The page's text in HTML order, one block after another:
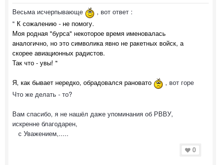
Весьма исчерпывающе
, вот ответ :
" К сожалению - не помогу.
Моя родная "бурса" некоторое время именовалась
аналогично, но это символика явно не ракетных войск, а
скорее авиационных радистов.
Так что - увы! "
Я, как бывает нередко, обрадовался рановато
, вот горе
Что же делать - то?
Вам спасибо, я не нашёл даже упоминания об РВВУ,
искренне благодарен,
с Уважением,.....
0